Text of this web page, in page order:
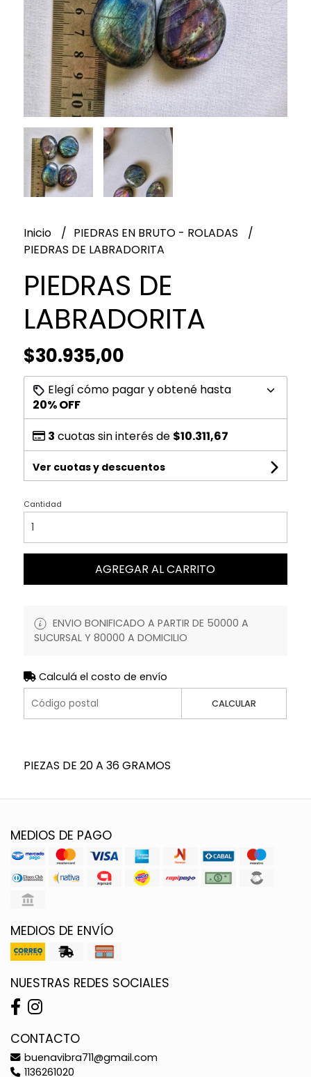
Inicio
PIEDRAS EN BRUTO - ROLADAS
PIEDRAS DE LABRADORITA
PIEDRAS DE
LABRADORITA
$30.935,00
Elegí cómo pagar y obtené hasta
20% OFF
3 cuotas sin interés de $10.311,67
Ver cuotas y descuentos
Cantidad
AGREGAR AL CARRITO
ENVIO BONIFICADO A PARTIR DE 50000 A
SUCURSAL Y 80000 A DOMICILIO
Calculá el costo de envío
CALCULAR
PIEZAS DE 20 A 36 GRAMOS
MEDIOS DE PAGO
MEDIOS DE ENVÍO
NUESTRAS REDES SOCIALES
CONTACTO
buenavibra711@gmail.com
1136261020